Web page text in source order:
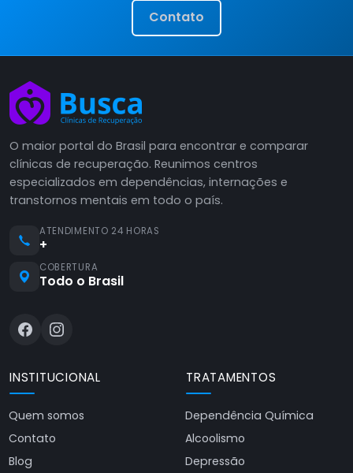
Contato
O maior portal do Brasil para encontrar e comparar
clínicas de recuperação. Reunimos centros
especializados em dependências, internações e
transtornos mentais em todo o país.
ATENDIMENTO 24 HORAS
+
COBERTURA
Todo o Brasil
INSTITUCIONAL
Quem somos
Contato
Blog
TRATAMENTOS
Dependência Química
Alcoolismo
Depressão